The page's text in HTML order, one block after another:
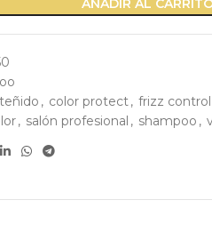
AÑADIR AL
, color protect, frizz control
, salón profesional , shampoo ,